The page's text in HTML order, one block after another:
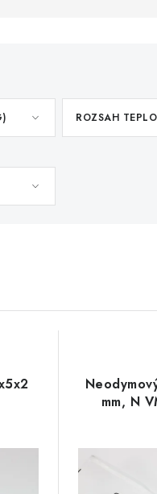
ROZSAH
mm, N